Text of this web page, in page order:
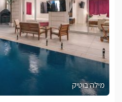
מילה בוטיק